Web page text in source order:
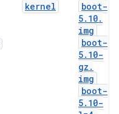
kernel
boot-
5. 10.
img
boot-
5. 10-
gz .
img
boot-
5. 10-